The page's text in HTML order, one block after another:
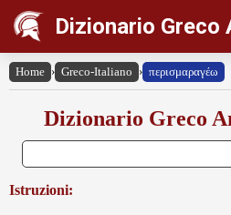
Dizionario Greco
Home › Greco-Italiano › περισμαραγέω
Dizionario Greco
Istruzioni: